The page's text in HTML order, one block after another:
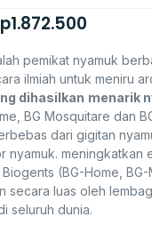
1.872.500
pemikat nyamuk
ilmiah untuk meniru
dihasilkan menarik
BG Mosquitare dan
dari gigitan
nyamuk. meningkatkan
(BG-Home, BG-
secara luas oleh
seluruh dunia.